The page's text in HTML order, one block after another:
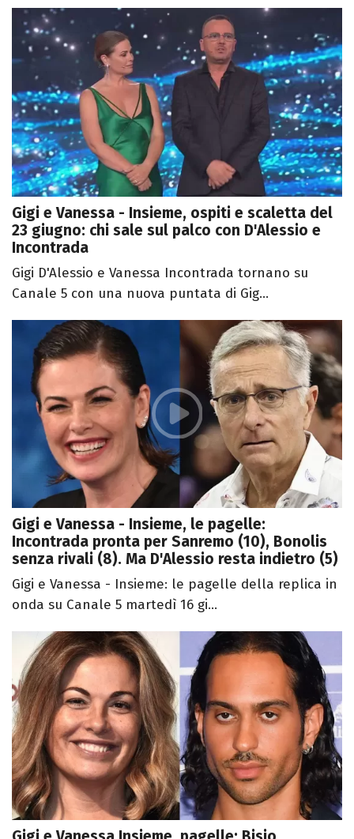
Gigi e Vanessa - Insieme, ospiti e scaletta del
23 giugno: chi sale sul palco con D'Alessio e
Incontrada
Gigi D'Alessio e Vanessa Incontrada tornano su
Canale 5 con una nuova puntata di Gig...
Gigi e Vanessa - Insieme, le pagelle:
Incontrada pronta per Sanremo (10), Bonolis
senza rivali (8). Ma D'Alessio resta indietro (5)
Gigi e Vanessa - Insieme: le pagelle della replica in
onda su Canale 5 martedì 16 gi...